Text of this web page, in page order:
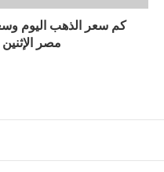
كم سعر الذهب اليوم
مصر الإثنين 2022/7/4